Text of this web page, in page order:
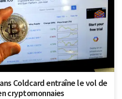
Coldcard entraîne le vol de
cryptomonnaies